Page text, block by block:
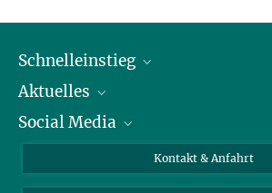
Schnelleinstieg
Personen
Pressebereich
Aktuelles
Stellenangebote
Social Media
X
Kontakt & Anfahrt